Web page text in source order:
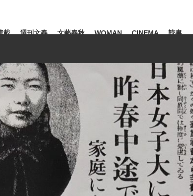
監督に... 「最悪の空気のまま解散」WBC
観る将棋、読む将棋
載 週刊文春 文藝春秋 WOMAN CINEMA 読書
覧
苗 #後藤真希 #森岡毅 #城彰二 #内田有紀
#松